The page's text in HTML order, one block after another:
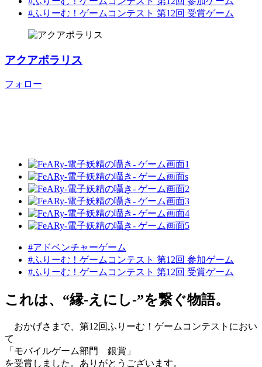
#ふりーむ！ゲームコンテスト 第12回 受賞ゲーム
アクアポラリス
フォロー
#アドベンチャーゲーム
#ふりーむ！ゲームコンテスト 第12回 参加ゲーム
#ふりーむ！ゲームコンテスト 第12回 受賞ゲーム
これは、“縁-えにし-”を繋ぐ物語。
おかげさまで、第12回ふりーむ！ゲームコンテストにおい
て
「モバイルゲーム部門 銀賞」
を受賞しました。ありがとうございます。